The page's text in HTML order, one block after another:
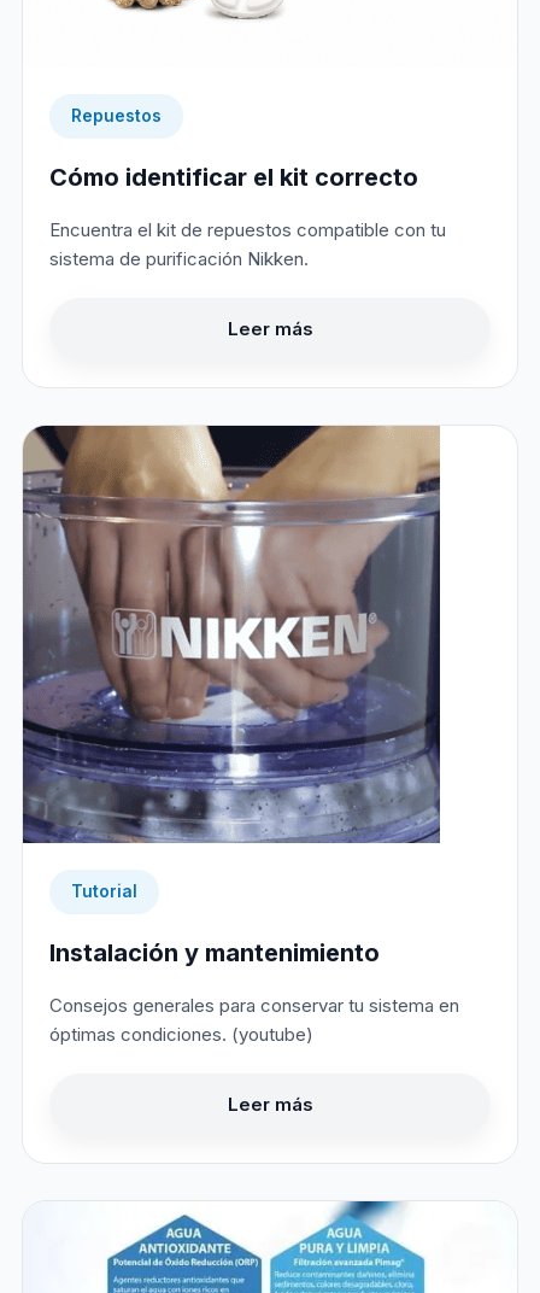
Repuestos
Cómo identificar el kit correcto
Encuentra el kit de repuestos compatible con tu
sistema de purificación Nikken.
Leer más
Tutorial
Instalación y mantenimiento
Consejos generales para conservar tu sistema en
óptimas condiciones. (youtube)
Leer más